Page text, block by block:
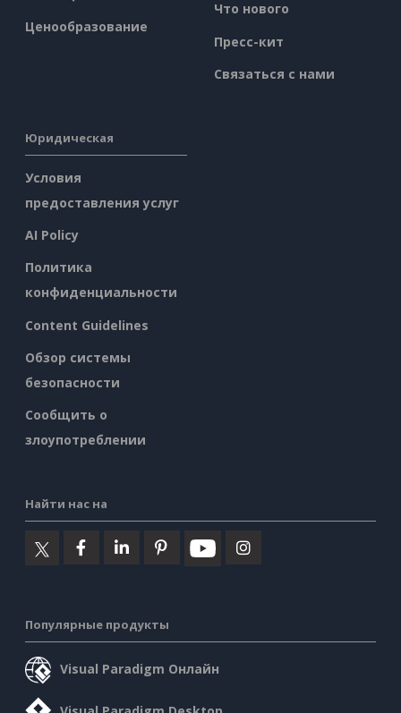
Ценообразование
Что нового
Пресс-кит
Связаться с нами
Юридическая
Условия
предоставления услуг
AI Policy
Политика
конфиденциальности
Content Guidelines
Обзор системы
безопасности
Сообщить о
злоупотреблении
Найти нас на
Популярные продукты
Visual Paradigm Онлайн